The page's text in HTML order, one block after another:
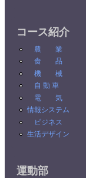
コース紹介
農 業
食 品
機 械
自 動 車
電 気
情報システム
ビジネス
生活デザイン
運動部